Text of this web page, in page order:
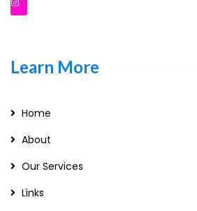
Learn More
Home
About
Our Services
Links